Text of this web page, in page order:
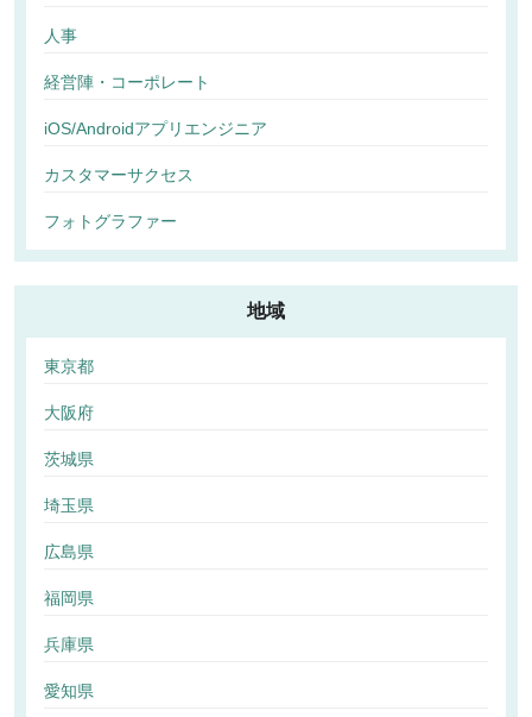
人事
経営陣・コーポレート
iOS/Androidアプリエンジニア
カスタマーサクセス
フォトグラファー
地域
東京都
大阪府
茨城県
埼玉県
広島県
福岡県
兵庫県
愛知県